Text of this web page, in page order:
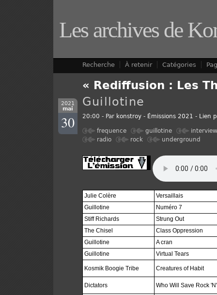
Les archives de
Recherche À retenir Catégories
« Rediffusion : Les
2021
mai
30
Guillotine
20:00 - Par konstroy - Émissions 2021 - Lien
frequence guillotine
interview
radio
rock underground
Julie Colère
Versaillais
Guillotine
Numéro 7
Stiff Richards
Strung Out
The Chisel
Class Oppression
Guillotine
A cran
Guillotine
Virtual Tears
Kosmik Boogie Tribe Creatures of Habit
Dictators Who Will Save Rock